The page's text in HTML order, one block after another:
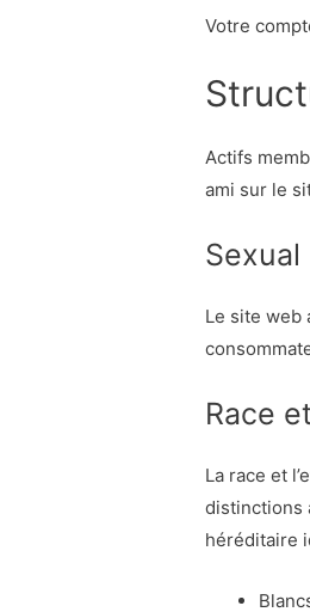
Votre
Actifs
ami sur le
Le site web
Race
La race et
distinctions
héréditaire